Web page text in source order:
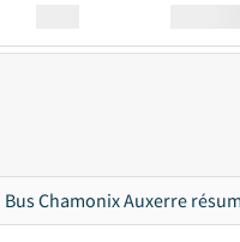
Bus Chamonix Auxerre